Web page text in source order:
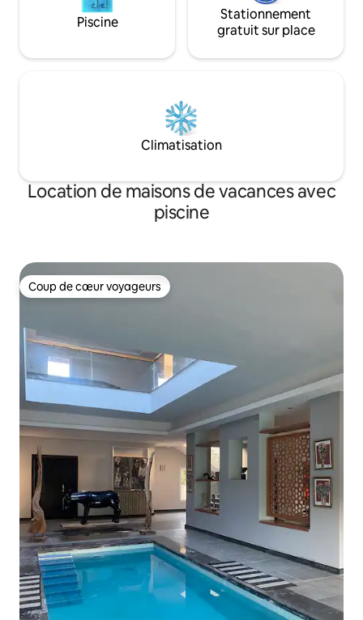
Piscine
Stationnement
gratuit sur place
Climatisation
Location de maisons de vacances avec
piscine
Coup de cœur voyageurs
Coup de cœur voyageurs